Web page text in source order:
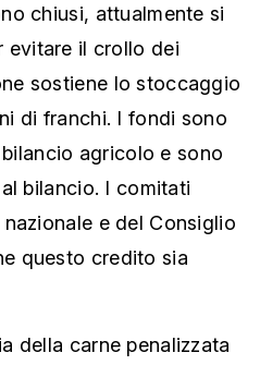
chiusi, attualmente si
evitare il crollo dei
sostiene lo stoccaggio
di franchi. I fondi sono
agricolo e sono
bilancio. I comitati
e del Consiglio
questo credito sia
della carne penalizzata